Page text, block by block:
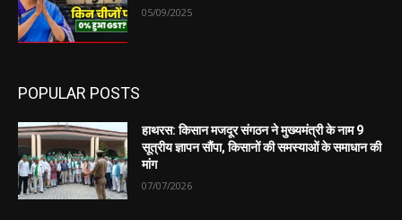
05/09/2025
POPULAR POSTS
हाथरस: किसान मजदूर संगठन ने मुख्यमंत्री के नाम 9
सूत्रीय ज्ञापन सौंपा, किसानों की समस्याओं के समाधान की
मांग
07/07/2026